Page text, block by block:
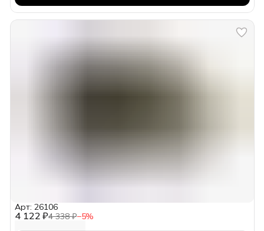
4 122 ₽4 338 ₽−5%
Арт: 26106